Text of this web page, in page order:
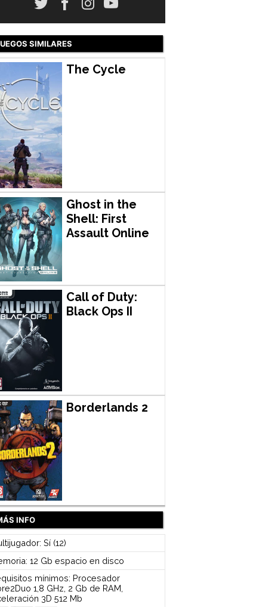
SIMILARES
The Cycle
Ghost in the
Shell: First
Assault Online
Call of Duty:
Black Ops II
Borderlands 2
INFO
Sí (12)
12 Gb espacio en disco
mínimos: Procesador
1,8 GHz, 2 Gb de RAM,
3D 512 Mb